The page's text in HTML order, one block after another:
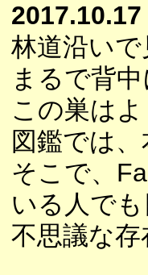
2017.10.17
林道沿い
まるで背
この巣は
図鑑では
そこで、
いる人で
不思議な存